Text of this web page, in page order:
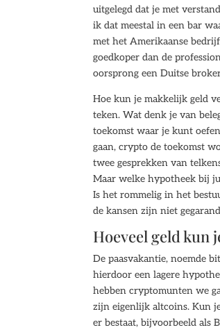
uitgelegd dat je met
ik dat meestal in een bar
met het Amerikaanse
goedkoper dan de
oorsprong een Duitse
Hoe kun je makkelijk geld
teken. Wat denk je van
toekomst waar je kunt
gaan, crypto de toekomst
twee gesprekken van
Maar welke hypotheek bij
Is het rommelig in het
de kansen zijn niet
Hoeveel geld kun
De paasvakantie, noemde
hierdoor een lagere
hebben cryptomunten we
zijn eigenlijk altcoins. Kun
er bestaat, bijvoorbeeld als